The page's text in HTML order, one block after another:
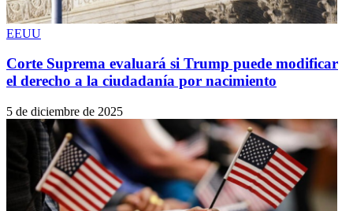
EEUU
Corte Suprema evaluará si Trump puede modificar
el derecho a la ciudadanía por nacimiento
5 de diciembre de 2025